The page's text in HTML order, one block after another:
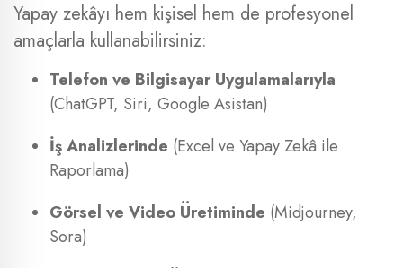
Yapay zekâyı hem kişisel hem de profesyonel
amaçlarla kullanabilirsiniz:
Telefon ve Bilgisayar Uygulamalarıyla
(ChatGPT, Siri, Google Asistan)
İş Analizlerinde (Excel ve Yapay Zekâ ile
Raporlama)
Görsel ve Video Üretiminde (Midjourney,
Sora)